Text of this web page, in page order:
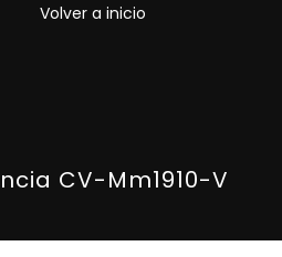
Volver a inicio
CV-Mm1910-V